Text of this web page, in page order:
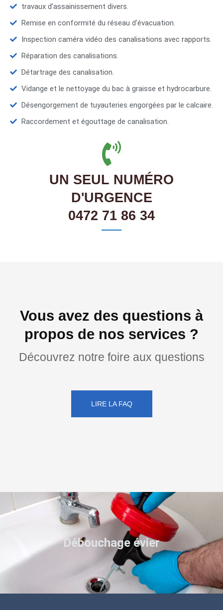
travaux d’assainissement divers.
Remise en conformité du réseau d'évacuation.
Inspection caméra vidéo des canalisations avec rapports.
Réparation des canalisations.
Détartrage des canalisation.
Vidange et le nettoyage du bac à graisse et hydrocarbure.
Désengorgement de tuyauteries engorgées par le calcaire.
Raccordement et égouttage de canalisation.
UN SEUL NUMÉRO
D'URGENCE
0472 71 86 34
Vous avez des questions à
propos de nos services ?
Découvrez notre foire aux questions
LIRE LA FAQ
Débouchage évier